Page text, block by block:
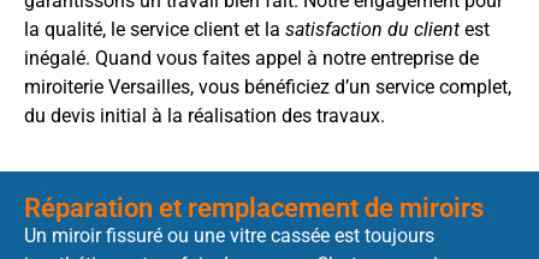
la qualité, le service client et la satisfaction du client est
inégalé. Quand vous faites appel à notre entreprise de
miroiterie Versailles, vous bénéficiez d’un service complet,
du devis initial à la réalisation des travaux.
Réparation et remplacement de miroirs
Un miroir fissuré ou une vitre cassée est toujours